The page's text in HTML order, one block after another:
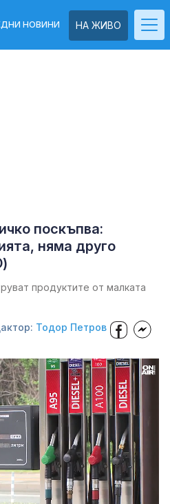
НА ЖИВО
НОВИНИ
поскъпва:
няма друго
продуктите от малката
Тодор Петров